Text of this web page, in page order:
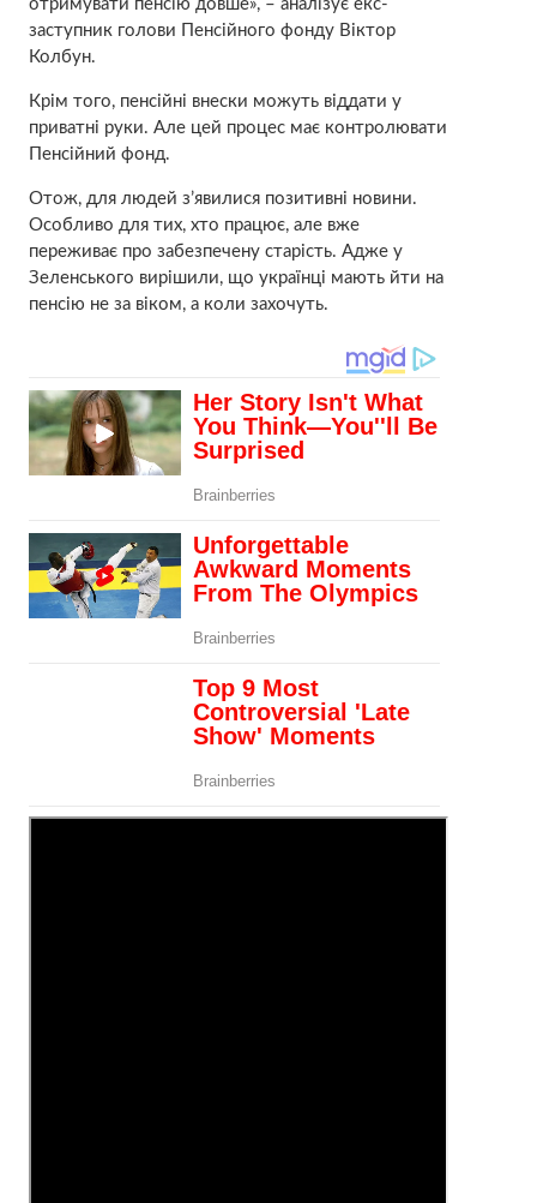
отримувати пенсію довше», – аналізує екс-
заступник голови Пенсійного фонду Віктор
Колбун.
Крім того, пенсійні внески можуть віддати у
приватні руки. Але цей процес має контролювати
Пенсійний фонд.
Отож, для людей з’явилися позитивні новини.
Особливо для тих, хто працює, але вже
переживає про забезпечену старість. Адже у
Зеленського вирішили, що українці мають йти на
пенсію не за віком, а коли захочуть.